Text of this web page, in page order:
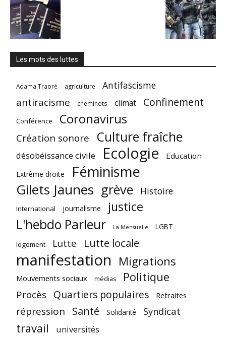
Les mots des luttes
Adama Traoré agriculture Antifascisme
antiracisme cheminots climat Confinement
Conférence Coronavirus
Création sonore Culture fraîche
désobéissance civile Ecologie Education
Extrême droite Féminisme
Gilets Jaunes grève Histoire
International journalisme justice
L'hebdo Parleur La Mensuelle
LGBT
logement
Lutte Lutte locale
manifestation Migrations
Mouvements sociaux médias Politique
Procès Quartiers populaires Retraites
répression Santé Solidarité Syndicat
travail universités